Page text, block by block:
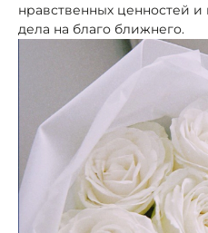
нравственных ценностей
дела на благо ближнего.